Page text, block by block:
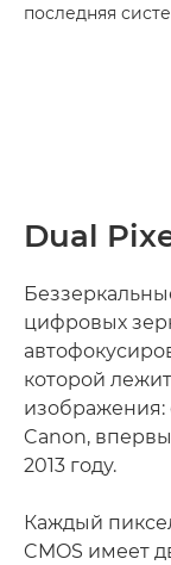
последняя
Dual
цифровых
которой
изображения:
Canon,
2013 году.
Каждый
CMOS имеет